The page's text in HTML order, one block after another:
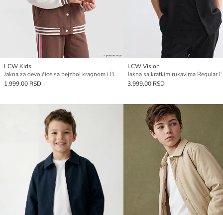
LCW Kids
Jakna za devojčice sa bejzbol kragnom i Boston printom
1.999,00 RSD
LCW Vision
3.999,00 RSD